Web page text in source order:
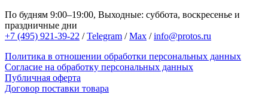
По будням 9:00–19:00, Выходные: суббота, воскресенье и
праздничные дни
+7 (495) 921-39-22 /Telegram /Max /info@protos.ru
Политика в отношении обработки персональных данных
Согласие на обработку персональных данных
Публичная оферта
Договор поставки товара